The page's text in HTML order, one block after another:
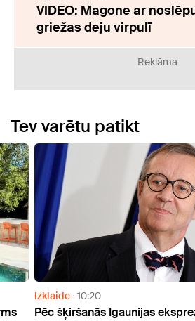
VIDEO: Magone ar
griežas deju virpulī
Reklāma
Tev varētu patikt
10:20
Igaunijas eksprezidents